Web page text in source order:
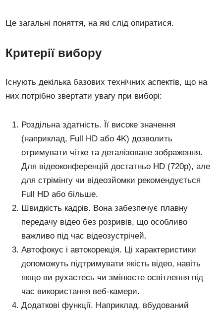
Це загальні поняття, на які слід опиратися.
Критерії вибору
Існують декілька базових технічних аспектів, що на
них потрібно звертати увагу при виборі:
Роздільна здатність. Її високе значення
(наприклад, Full HD або 4K) дозволить
отримувати чітке та деталізоване зображення.
Для відеоконференцій достатньо HD (720p), але
для стрімінгу чи відеозйомки рекомендується
Full HD або більше.
Швидкість кадрів. Вона забезпечує плавну
передачу відео без розривів, що особливо
важливо під час відеозустрічей.
Автофокус і автокорекція. Ці характеристики
допоможуть підтримувати якість відео, навіть
якщо ви рухаєтесь чи змінюєте освітлення під
час використання веб-камери.
Додаткові функції. Наприклад, вбудований